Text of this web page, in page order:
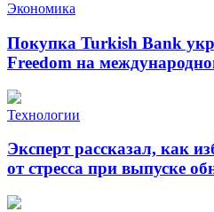
Экономика
Покупка Turkish Bank
Freedom на
Технологии
Эксперт рассказал, как
от стресса при выпуске